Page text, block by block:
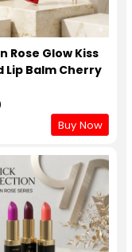
Rose Glow Kiss
Lip Balm Cherry
Buy Now